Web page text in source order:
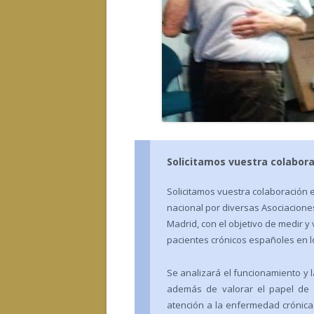
Solicitamos vuestra
Solicitamos vuestra colaboración
nacional por diversas
Madrid, con el objetivo de medir
pacientes crónicos españoles en
Se analizará el funcionamiento y
además de valorar el papel de
atención a la enfermedad